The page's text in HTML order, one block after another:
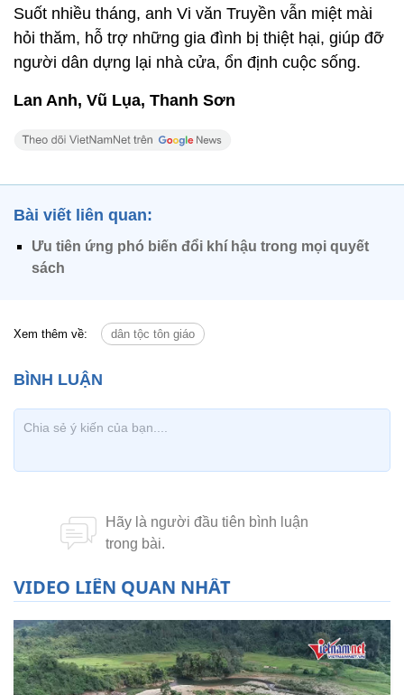
Suốt nhiều tháng, anh Vi văn Truyền vẫn miệt mài
hỏi thăm, hỗ trợ những gia đình bị thiệt hại, giúp đỡ
người dân dựng lại nhà cửa, ổn định cuộc sống.
Lan Anh, Vũ Lụa, Thanh Sơn
Bài viết liên quan:
Ưu tiên ứng phó biến đổi khí hậu trong mọi quyết
sách
Xem thêm về: dân tộc tôn giáo
VIDEO LIÊN QUAN NHẤT